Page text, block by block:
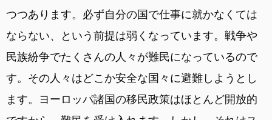
つつあります。必ず自分の国で仕事に就かなくては
ならない、という前提は弱くなっています。戦争や
民族紛争でたくさんの人々が難民になっているので
す。その人々はどこか安全な国々に避難しようとし
ます。ヨーロッパ諸国の移民政策はほとんど開放的